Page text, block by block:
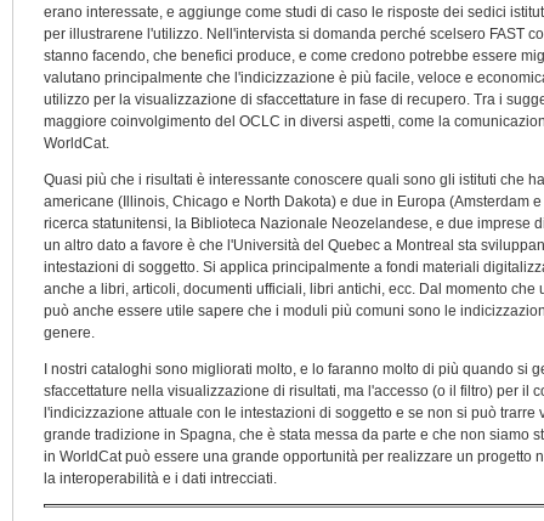
erano interessate, e aggiunge come studi di caso le risposte dei sedici
per illustrarene l'utilizzo. Nell'intervista si domanda perché scelsero FAST
stanno facendo, che benefici produce, e come credono potrebbe essere
valutano principalmente che l'indicizzazione è più facile, veloce e
utilizzo per la visualizzazione di sfaccettature in fase di recupero. Tra i
maggiore coinvolgimento del OCLC in diversi aspetti, come la
WorldCat.
Quasi più che i risultati è interessante conoscere quali sono gli istituti che
americane (Illinois, Chicago e North Dakota) e due in Europa (Amsterdam
ricerca statunitensi, la Biblioteca Nazionale Neozelandese, e due imprese
un altro dato a favore è che l'Università del Quebec a Montreal sta
intestazioni di soggetto. Si applica principalmente a fondi materiali
anche a libri, articoli, documenti ufficiali, libri antichi, ecc. Dal momento
può anche essere utile sapere che i moduli più comuni sono le
genere.
I nostri cataloghi sono migliorati molto, e lo faranno molto di più quando si
sfaccettature nella visualizzazione di risultati, ma l'accesso (o il filtro) per il
l'indicizzazione attuale con le intestazioni di soggetto e se non si può
grande tradizione in Spagna, che è stata messa da parte e che non siamo
in WorldCat può essere una grande opportunità per realizzare un progetto
la interoperabilità e i dati intrecciati.